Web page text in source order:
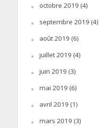
octobre 2019 (4)
septembre 2019 (4)
août 2019 (6)
juillet 2019 (4)
juin 2019 (3)
mai 2019 (6)
avril 2019 (1)
mars 2019 (3)